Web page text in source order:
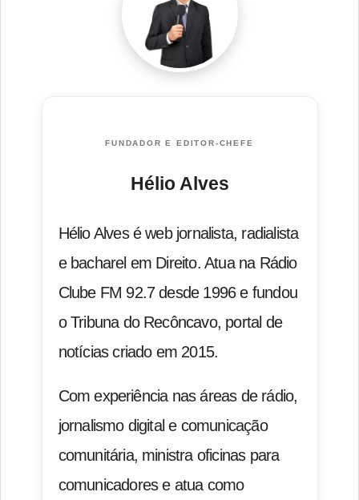
FUNDADOR E EDITOR-CHEFE
Hélio Alves
Hélio Alves é web jornalista, radialista
e bacharel em Direito. Atua na Rádio
Clube FM 92.7 desde 1996 e fundou
o Tribuna do Recôncavo, portal de
notícias criado em 2015.
Com experiência nas áreas de rádio,
jornalismo digital e comunicação
comunitária, ministra oficinas para
comunicadores e atua como